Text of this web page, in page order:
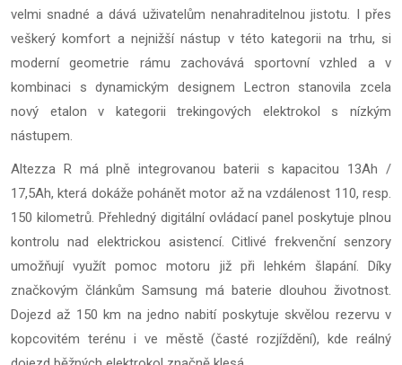
velmi snadné a dává uživatelům nenahraditelnou jistotu. I přes
veškerý komfort a nejnižší nástup v této kategorii na trhu, si
moderní geometrie rámu zachovává sportovní vzhled a v
kombinaci s dynamickým designem Lectron stanovila zcela
nový etalon v kategorii trekingových elektrokol s nízkým
nástupem.
Altezza R má plně integrovanou baterii s kapacitou 13Ah /
17,5Ah, která dokáže pohánět motor až na vzdálenost 110, resp.
150 kilometrů. Přehledný digitální ovládací panel poskytuje plnou
kontrolu nad elektrickou asistencí. Citlivé frekvenční senzory
umožňují využít pomoc motoru již při lehkém šlapání. Díky
značkovým článkům Samsung má baterie dlouhou životnost.
Dojezd až 150 km na jedno nabití poskytuje skvělou rezervu v
kopcovitém terénu i ve městě (časté rozjíždění), kde reálný